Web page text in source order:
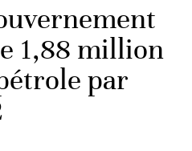
1,88 million
par